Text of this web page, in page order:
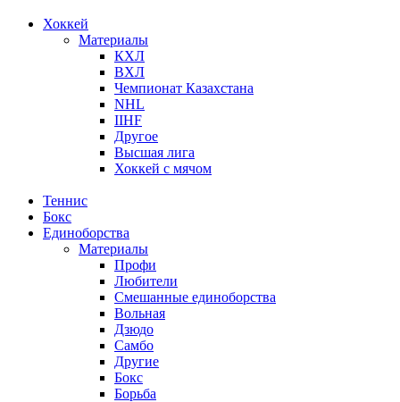
Хоккей
Материалы
КХЛ
ВХЛ
Чемпионат Казахстана
NHL
IIHF
Другое
Высшая лига
Хоккей с мячом
Теннис
Бокс
Единоборства
Материалы
Профи
Любители
Смешанные единоборства
Вольная
Дзюдо
Самбо
Другие
Бокс
Борьба